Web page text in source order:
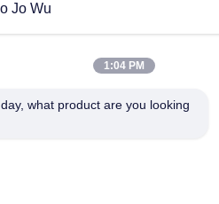
Bio-Tech Co., Ltd
Jo Wu
1:04 PM
what product are you looking